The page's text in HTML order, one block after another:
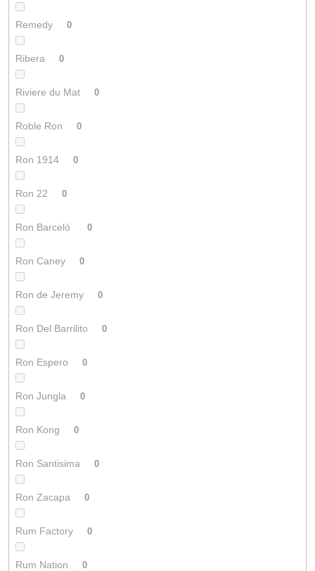
Remedy 0
Ribera 0
Riviere du Mat 0
Roble Ron 0
Ron 1914 0
Ron 22 0
Ron Barceló 0
Ron Caney 0
Ron de Jeremy 0
Ron Del Barrilito 0
Ron Espero 0
Ron Jungla 0
Ron Kong 0
Ron Santisima 0
Ron Zacapa 0
Rum Factory 0
Rum Nation 0